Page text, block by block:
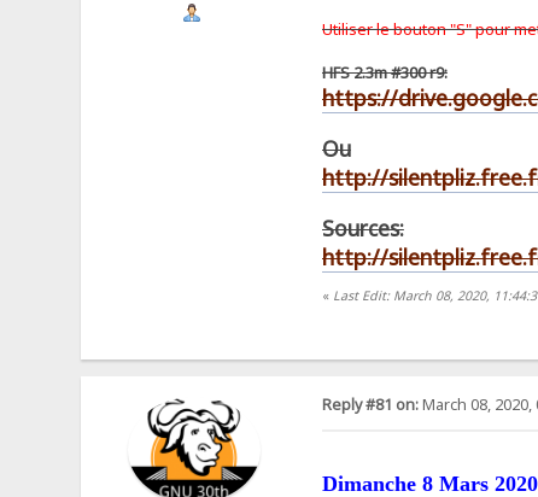
Utiliser le bouton "S" pour
HFS 2.3m #300 r9:
https://
Ou
http://
Sources:
http://
« Last Edit: March 08, 2020,
Reply #81 on:March 08, 2020,
Dimanche 8 Mars 2020